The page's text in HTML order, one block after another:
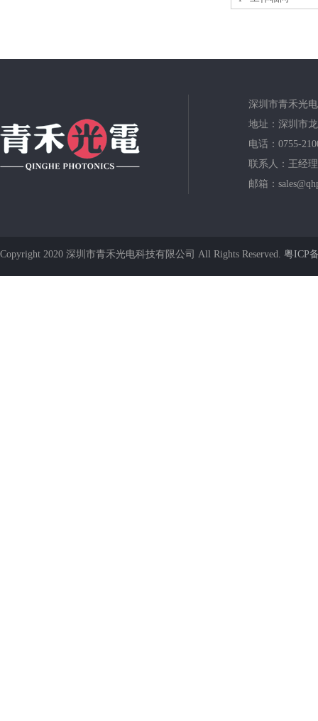
深圳市青禾光
地址：深圳市
电话：0755-
联系人：王经理
邮箱：
Copyright 2020 深圳市青禾光电科技有限公司 All Rights Reserved. 粤ICP